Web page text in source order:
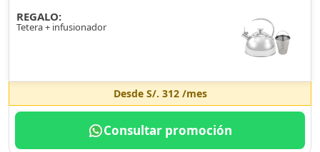
REGALO:
Tetera + infusionador
Desde S/. 312/mes
Consultar promoción